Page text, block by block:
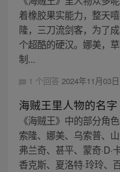
着橡胶果实能力，整天
隆，三刀流剑客，为了
个超酷的硬汉。娜美，
制...
1 个回答 2024年11月03
海贼王里人物的名字
《海贼王》中的部分角
索隆、娜美、乌索普、山
弗兰奇、甚平、蒙奇·D·
香克斯、夏洛特·玲玲、